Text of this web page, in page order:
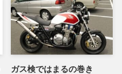
ガス検ではまるの巻き